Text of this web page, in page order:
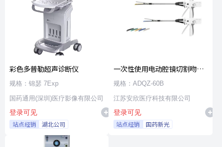
彩色多普勒超声诊断仪
规格：锦瑟 7Exp
国药通用(深圳)医疗影像有限公司
登录可见
站点经销 湖北公司
一次性使用电动腔镜切割吻合
器及组件
规格：ADQZ-60B
江苏安欣医疗科技有限公司
登录可见
站点经销 国药新光